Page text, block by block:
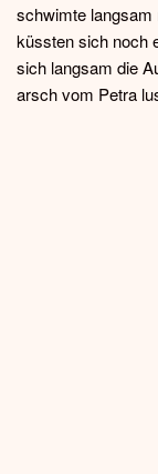
schwimte langsam
küssten sich noch
sich langsam die
arsch vom Petra